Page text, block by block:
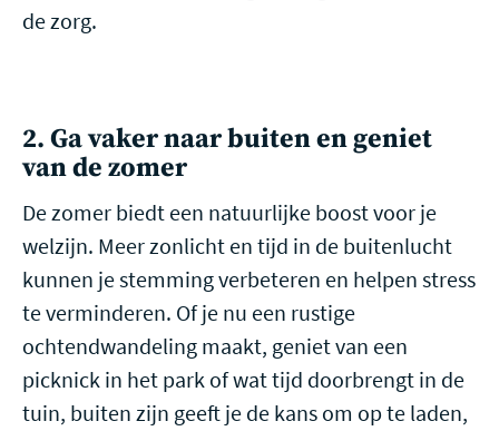
de zorg.
2. Ga vaker naar buiten en geniet
van de zomer
De zomer biedt een natuurlijke boost voor je
welzijn. Meer zonlicht en tijd in de buitenlucht
kunnen je stemming verbeteren en helpen stress
te verminderen. Of je nu een rustige
ochtendwandeling maakt, geniet van een
picknick in het park of wat tijd doorbrengt in de
tuin, buiten zijn geeft je de kans om op te laden,